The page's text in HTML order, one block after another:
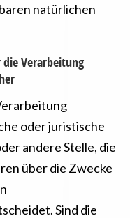
natürlichen
Verarbeitung
oder juristische
andere Stelle, die
über die Zwecke
Sind die